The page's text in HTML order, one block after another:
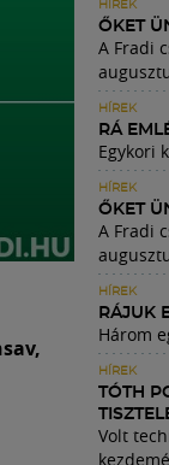
HÍREK
ŐKET
A Fradi
HÍREK
RÁ
Egykori
HÍREK
ŐKET
A Fradi
HÍREK
RÁJUK
Három
HÍREK
TÓTH
Volt